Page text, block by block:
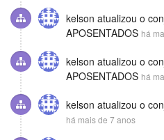
kelson atualizou o
APOSENTADOS há
kelson atualizou o
APOSENTADOS há
kelson atualizou o
há mais de 7 anos